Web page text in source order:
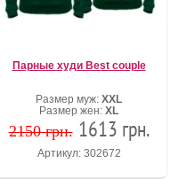
Парные худи Best couple
Размер муж: XXL
Размер жен: XL
2150 грн. 1613 грн.
Артикул: 302672